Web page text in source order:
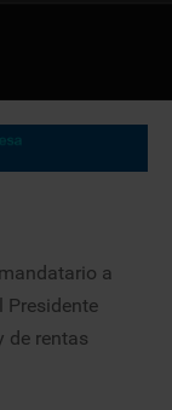
a
Presidente
de rentas